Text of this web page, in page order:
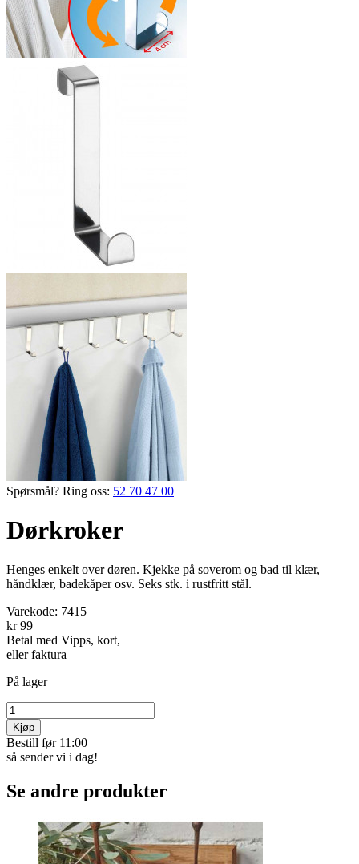
Spørsmål? Ring oss: 52 70 47 00
Dørkroker
Henges enkelt over døren. Kjekke på soverom og bad til klær,
håndklær, badekåper osv. Seks stk. i rustfritt stål.
Varekode: 7415
kr 99
Betal med Vipps, kort,
eller faktura
På lager
Kjøp
Bestill før 11:00
så sender vi i dag!
Se andre produkter